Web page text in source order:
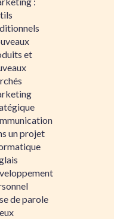
et
un projet
de parole